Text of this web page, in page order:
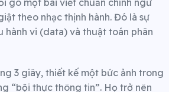
theo nhạc thịnh hành. Đó là sự
vi (data) và thuật toán phân
3 giây, thiết kế một bức ảnh trong
“bội thực thông tin”. Họ trở nên